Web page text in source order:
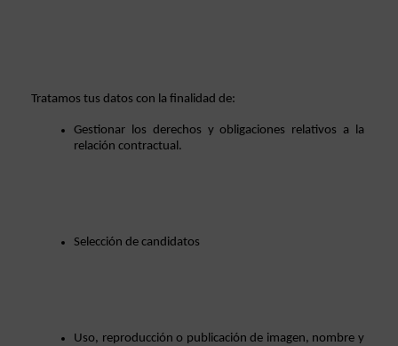
Tratamos tus datos con la finalidad de:
Gestionar los derechos y obligaciones relativos a la
relación contractual.
Selección de candidatos
Uso, reproducción o publicación de imagen, nombre y